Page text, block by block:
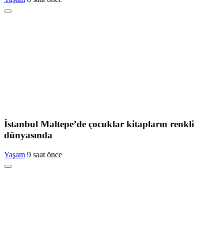
İstanbul Maltepe’de çocuklar kitapların renkli
dünyasında
Yaşam 9 saat önce